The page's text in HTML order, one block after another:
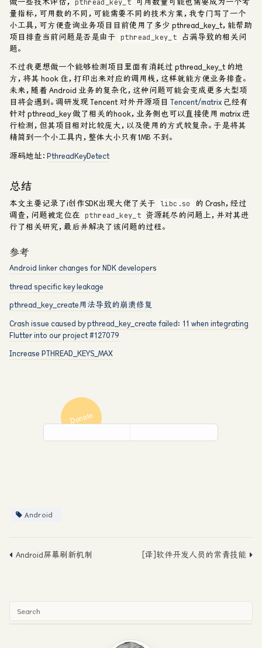
pthread_key_t
量指标，可用数的不同，可能需要不同的技术方案，我专门写了一个
小工具，可方便查询业务项目目前使用了多少 pthread_key_t，能帮助
项目排查当前问题是否是由于 pthread_key_t
占满导致的相关问
题。
不过我更想做一个能够检测项目里面有消耗过 pthread_key_t 的地
方，将其 hook 住，打印出来对应的调用栈，这样就能方便业务排查。
未来，随着 Android 业务的复杂化，这种问题可能会变成更多大型项
目将会遇到。调研发现 Tencent 对外开源项目 Tencent/matrix 已经有
针对 pthread_key 做了相关的hook，业务侧也可以直接使用 matrix 进
行检测，但其项目相对比较庞大，以及使用的方式较复杂。于是将其
精简到一个小工具内，整体大小只有1MB 不到。
源码地址： PthreadKeyDetect
总结
本文主要记录了i创作SDK出现大佬了关于 libc.so
的 Crash，经过
调查，问题被定位在 pthread_key_t 资源耗尽的问题上，并对其进
行了相关研究，最后并解决了该问题的过程。
参考
Android linker changes for NDK developers
thread specific key leakage
pthread_key_create用法导致的崩溃修复
Crash issue caused by pthread_key_create failed: 11 when integrating
Flutter into our project #127079
Increase PTHREAD_KEYS_MAX
Donate
Android
Android屏幕刷新机制 [译]软件开发人员的常青技能